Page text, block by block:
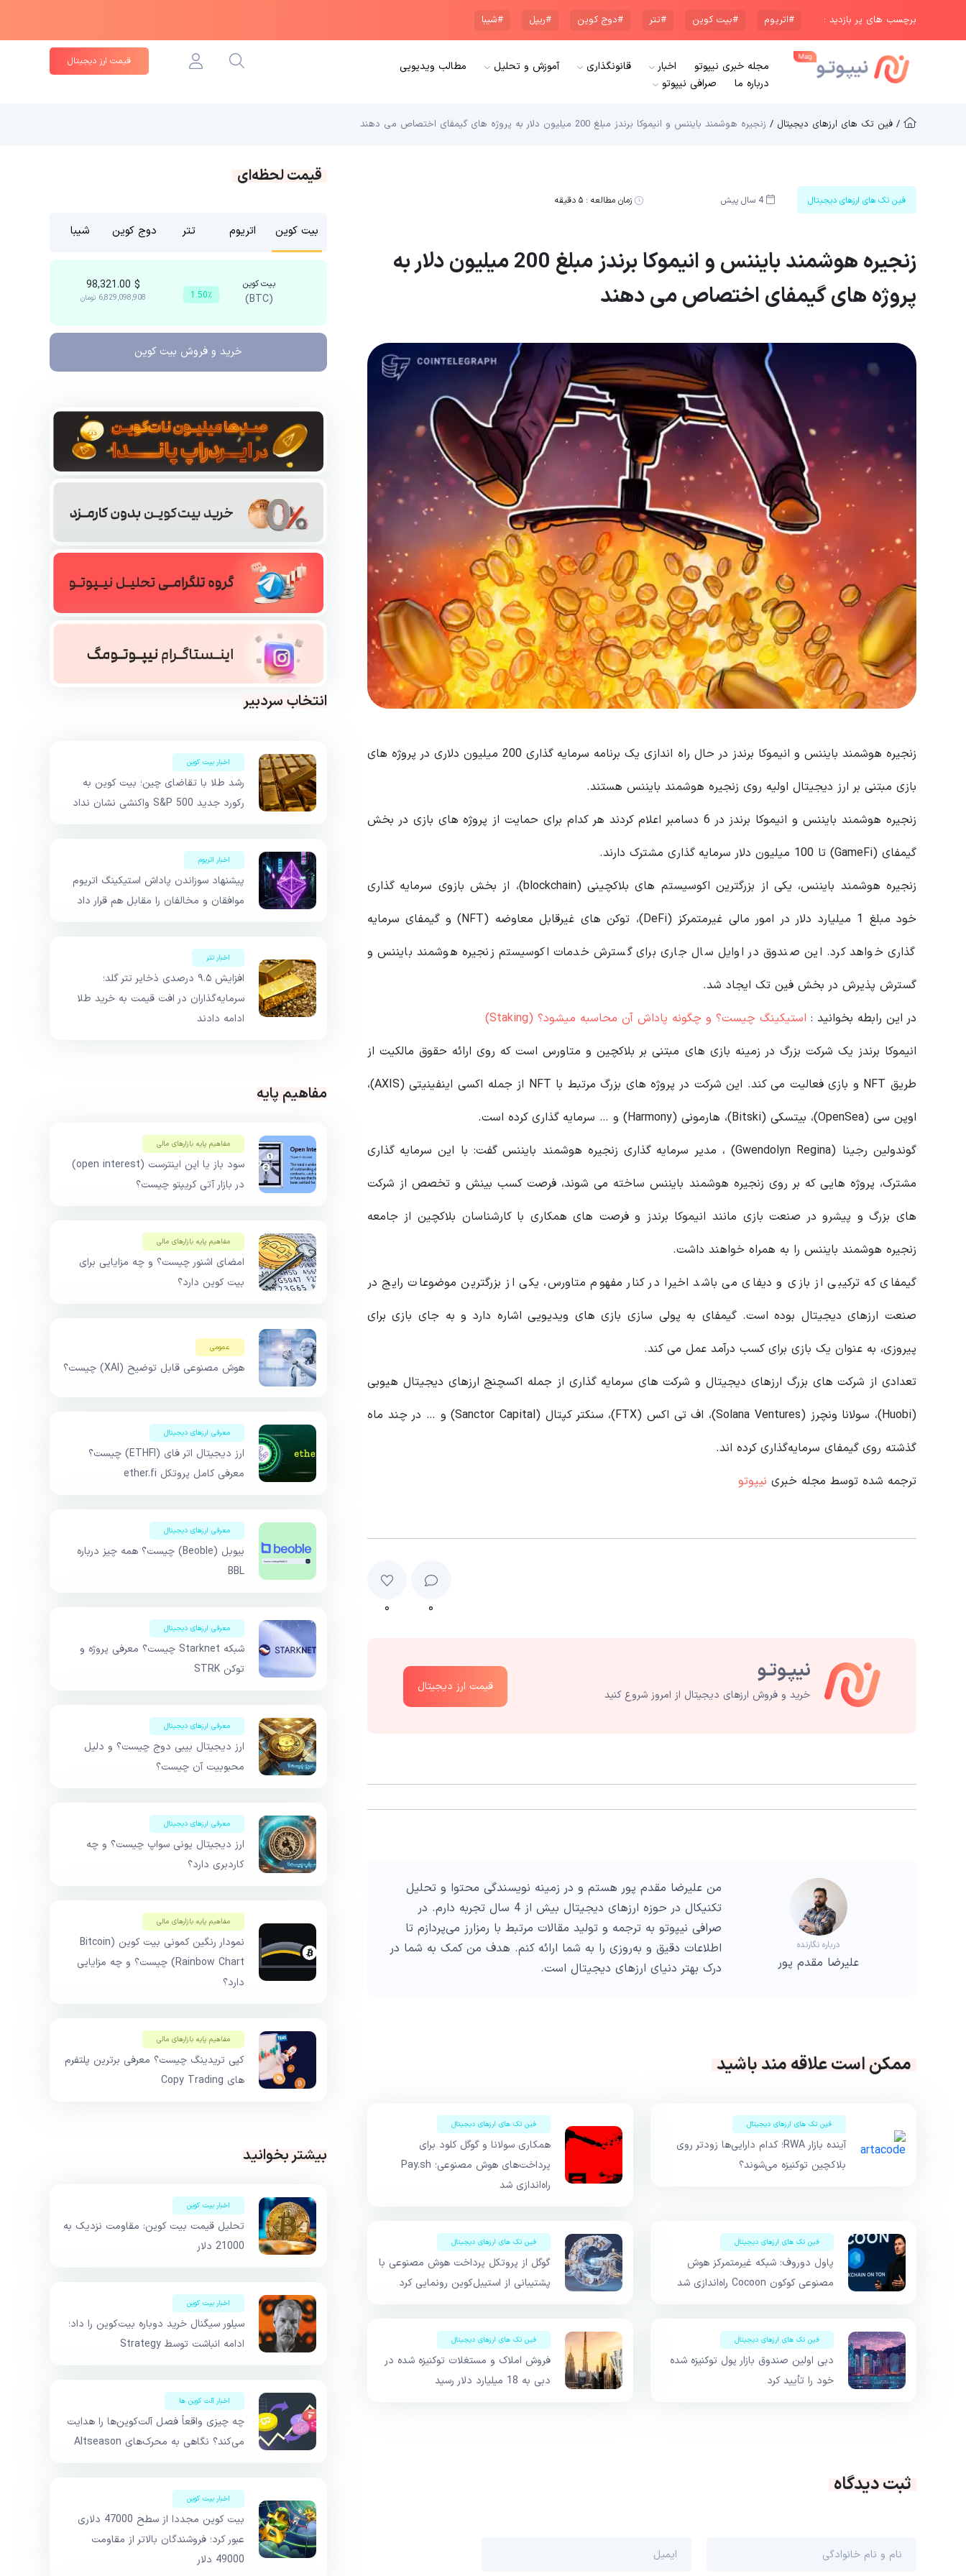
برچسب های پر بازدید : #اتریوم #بیت کوین #تتر #دوج کوین #ریپل #شیبا
مجله خبری نیپوتو اخبار قانونگذاری آموزش و تحلیل
مطالب ویدیویی
درباره ما
صرافی نیپوتو
قیمت ارز دیجیتال
/ فین تک های ارزهای دیجیتال / زنجیره هوشمند بایننس و انیموکا برندز مبلغ 200 میلیون دلار به پروژه های گیمفای اختصاص می دهند
فین تک های ارزهای دیجیتال 4 سال پیش زمان مطالعه :۵ دقیقه
زنجیره هوشمند بایننس و انیموکا برندز مبلغ 200 میلیون دلار به
پروژه های گیمفای اختصاص می دهند
زنجیره هوشمند بایننس و انیموکا برندز در حال راه اندازی یک برنامه سرمایه گذاری 200 میلیون دلاری در پروژه های
بازی مبتنی بر ارز دیجیتال اولیه روی زنجیره هوشمند بایننس هستند.
زنجیره هوشمند بایننس و انیموکا برندز در 6 دسامبر اعلام کردند هر کدام برای حمایت از پروژه های بازی در بخش
گیمفای (GameFi) تا 100 میلیون دلار سرمایه گذاری مشترک دارند.
زنجیره هوشمند بایننس، یکی از بزرگترین اکوسیستم های بلاکچینی (blockchain)، از بخش بازوی سرمایه گذاری
خود مبلغ 1 میلیارد دلار در امور مالی غیرمتمرکز (DeFi)، توکن های غیرقابل معاوضه (NFT) و گیمفای سرمایه
گذاری خواهد کرد. این صندوق در اوایل سال جاری برای گسترش خدمات اکوسیستم زنجیره هوشمند بایننس و
گسترش پذیرش در بخش فین‌ تک ایجاد شد.
در این رابطه بخوانید‌ : استیکینگ چیست؟ و چگونه پاداش آن محاسبه میشود؟ (Staking)
انیموکا برندز یک شرکت بزرگ در زمینه بازی‌ های مبتنی بر بلاکچین و متاورس است که روی ارائه حقوق مالکیت از
طریق NFT و بازی فعالیت می‌ کند. این شرکت در پروژه های بزرگ مرتبط با NFT از جمله اکسی اینفینیتی (AXIS)،
اوپن سی (OpenSea)، بیتسکی (Bitski)، هارمونی (Harmony) و … سرمایه گذاری کرده است.
گوندولین رجینا (Gwendolyn Regina) ، مدیر سرمایه گذاری زنجیره هوشمند بایننس گفت: با این سرمایه گذاری
مشترک، پروژه هایی که بر روی زنجیره هوشمند بایننس ساخته می شوند، فرصت کسب بینش و تخصص از شرکت
های بزرگ و پیشرو در صنعت بازی مانند انیموکا برندز و فرصت های همکاری با کارشناسان بلاکچین از جامعه
زنجیره هوشمند بایننس را به همراه خواهند داشت.
گیمفای که ترکیبی از بازی و دیفای می باشد اخیرا در کنار مفهوم متاورس، یکی از بزرگترین موضوعات رایج در
صنعت ارزهای دیجیتال بوده است. گیمفای به پولی سازی بازی های ویدیویی اشاره دارد و به جای بازی برای
پیروزی، به عنوان یک بازی برای کسب درآمد عمل می کند.
تعدادی از شرکت‌ های بزرگ ارزهای دیجیتال و شرکت‌ های سرمایه‌ گذاری از جمله اکسچنج ارزهای دیجیتال هیوبی
(Huobi)، سولانا ونچرز (Solana Ventures)، اف تی اکس (FTX)، سنکتر کپتال (Sanctor Capital) و … در چند ماه
گذشته روی گیمفای سرمایه‌گذاری کرده‌ اند.
ترجمه شده توسط مجله خبری نیپوتو
۰ ۰
خرید و فروش ارزهای دیجیتال از امروز شروع کنید
قیمت ارز دیجیتال
درباره نگارنده
علیرضا مقدم پور
من علیرضا مقدم پور هستم و در زمینه نویسندگی محتوا و تحلیل
تکنیکال در حوزه ارزهای دیجیتال بیش از 4 سال تجربه دارم. در
صرافی نیپوتو به ترجمه و تولید مقالات مرتبط با رمزارز می‌پردازم تا
اطلاعات دقیق و به‌روزی را به شما ارائه کنم. هدف من کمک به شما در
درک بهتر دنیای ارزهای دیجیتال است.
ممکن است علاقه مند باشید
فین تک های ارزهای دیجیتال
آینده بازار RWA؛ کدام دارایی‌ها زودتر روی
بلاکچین توکنیزه می‌شوند؟
فین تک های ارزهای دیجیتال
همکاری سولانا و گوگل کلود برای
پرداخت‌های هوش مصنوعی؛ Pay.sh
راه‌اندازی شد
فین تک های ارزهای دیجیتال
پاول دوروف: شبکه غیرمتمرکز هوش
مصنوعی کوکون Cocoon راه‌اندازی شد
فین تک های ارزهای دیجیتال
گوگل از پروتکل پرداخت هوش مصنوعی با
پشتیبانی از استیبل‌کوین رونمایی کرد
فین تک های ارزهای دیجیتال
دبی اولین صندوق بازار پول توکنیزه شده
خود را تأیید کرد
فین تک های ارزهای دیجیتال
فروش املاک و مستغلات توکنیزه شده در
دبی به 18 میلیارد دلار رسید
ثبت دیدگاه
قیمت لحظه‌ای
بیت کوین اتریوم تتر دوج کوین شیبا
بیت کوین
(BTC) 1.50٪
$
6,829,098,908 تومان
خرید و فروش بیت کوین
انتخاب سردبیر
اخبار بیت کوین
رشد طلا با تقاضای چین؛ بیت کوین به
رکورد جدید S&P 500 واکنشی نشان نداد
اخبار اتریوم
پیشنهاد سوزاندن پاداش استیکینگ اتریوم
موافقان و مخالفان را مقابل هم قرار داد
اخبار تتر
افزایش ۹.۵ درصدی ذخایر تتر گلد؛
سرمایه‌گذاران در افت قیمت به خرید طلا
ادامه دادند
مفاهیم پایه
مفاهیم پایه بازار‌های مالی
سود باز یا اپن اینترست (open interest)
در بازار آتی کریپتو چیست؟
مفاهیم پایه بازار‌های مالی
امضای اشنور چیست؟ و چه مزایایی برای
بیت کوین دارد؟
عمومی
هوش مصنوعی قابل توضیح (XAI) چیست؟
معرفی ارزهای دیجیتال
ارز دیجیتال اتر فای (ETHFI) چیست؟
معرفی کامل پروتکل ether.fi
معرفی ارزهای دیجیتال
بیوبل (Beoble) چیست؟ همه چیز درباره
BBL
معرفی ارزهای دیجیتال
شبکه Starknet چیست؟ معرفی پروژه و
توکن STRK
معرفی ارزهای دیجیتال
ارز دیجیتال بیبی دوج چیست؟ و دلیل
محبوبیت آن چیست؟
معرفی ارزهای دیجیتال
ارز دیجیتال یونی سواپ چیست؟ و چه
کاردبری دارد؟
مفاهیم پایه بازار‌های مالی
نمودار رنگین کمونی بیت کوین (Bitcoin
Rainbow Chart) چیست؟ و چه مزایایی
دارد؟
مفاهیم پایه بازار‌های مالی
کپی تریدینگ چیست؟ معرفی برترین پلتفرم
های Copy Trading
بیشتر بخوانید
اخبار بیت کوین
تحلیل قیمت بیت کوین: مقاومت نزدیک به
21000 دلار
اخبار بیت کوین
سیلور سیگنال خرید دوباره بیت‌کوین را داد؛
ادامه انباشت توسط Strategy
اخبار آلت کوین ها
چه چیزی واقعاً فصل آلت‌کوین‌ها را هدایت
می‌کند؟ نگاهی به محرک‌های Altseason
اخبار بیت کوین
بیت کوین مجددا از سطح 47000 دلاری
عبور کرد؛ فروشندگان بالاتر از مقاومت
49000 دلار